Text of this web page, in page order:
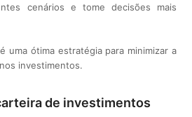
cenários e tome decisões mais
uma ótima estratégia para minimizar a
investimentos.
de investimentos